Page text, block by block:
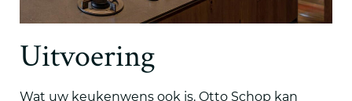
Uitvoering
Wat uw keukenwens ook is. Otto Schop kan